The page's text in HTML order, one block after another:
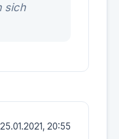
sich
25.01.2021, 20:55